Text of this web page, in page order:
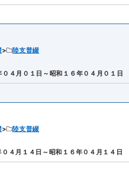
陸支普綴
０４月０１日～昭和１６年０４月０１日
陸支普綴
４月１４日～昭和１６年０４月１４日